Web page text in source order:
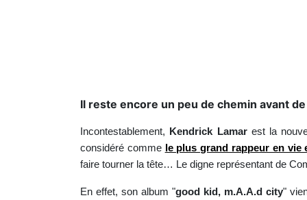
Il reste encore un peu de chemin avant
Incontestablement, Kendrick Lamarest la
considéré comme le plus grand rappeur en vie
faire tourner la tête… Le digne représentant de
En effet, son album "good kid, m.A.A.d city"